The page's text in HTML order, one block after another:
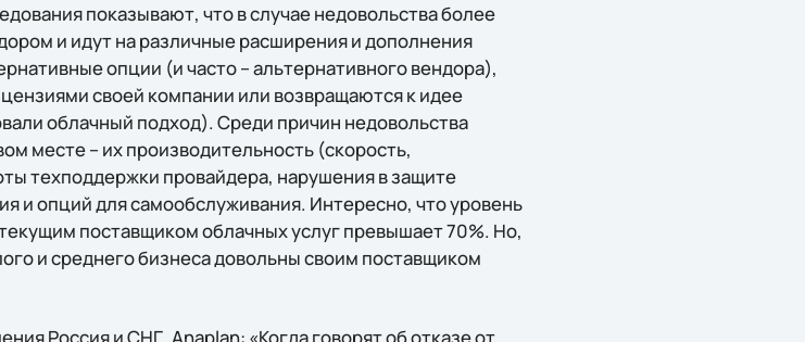
показывают, что в случае недовольства более
и идут на различные расширения и дополнения
опции (и часто – альтернативного вендора),
своей компании или возвращаются к идее
облачный подход). Среди причин недовольства
месте – их производительность (скорость,
техподдержки провайдера, нарушения в защите
и опций для самообслуживания. Интересно, что уровень
поставщиком облачных услуг превышает 70%. Но,
и среднего бизнеса довольны своим поставщиком
Россия и СНГ, Anaplan: «Когда говорят об отказе от